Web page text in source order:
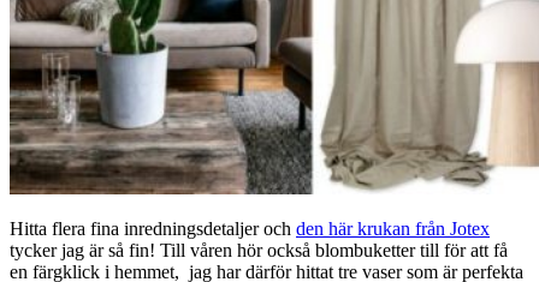
Hitta flera fina inredningsdetaljer och den här krukan från Jotex
tycker jag är så fin! Till våren hör också blombuketter till för att få
en färgklick i hemmet, jag har därför hittat tre vaser som är perfekta